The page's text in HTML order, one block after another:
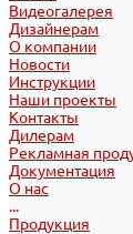
Видеогалерея
Дизайнерам
О компании
Новости
Инструкции
Наши проекты
Контакты
Дилерам
Рекламная
Документация
О нас
...
Продукция